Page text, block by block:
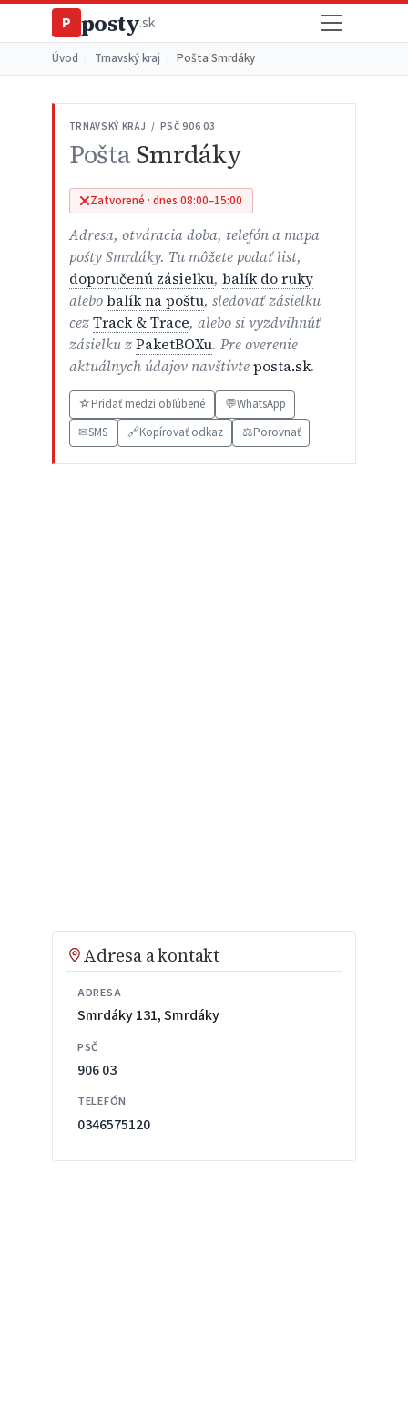
P posty.sk
Úvod Trnavský kraj Pošta Smrdáky
TRNAVSKÝ KRAJ / PSČ 906 03
PoštaSmrdáky
Zatvorené · dnes 08:00–15:00
Adresa, otváracia doba, telefón a mapa
pošty Smrdáky. Tu môžete podať list,
doporučenú zásielku, balík do ruky
alebobalík na poštu, sledovať zásielku
cezTrack & Trace, alebo si vyzdvihnúť
zásielku zPaketBOXu. Pre overenie
aktuálnych údajov navštívteposta.sk.
☆Pridať medzi obľúbené 💬WhatsApp
✉SMS 🔗Kopírovať odkaz ⚖️Porovnať
Adresa a kontakt
ADRESA
Smrdáky 131, Smrdáky
PSČ
906 03
TELEFÓN
0346575120